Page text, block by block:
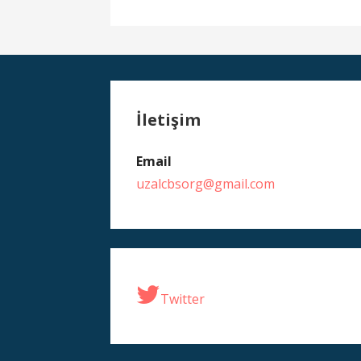
İletişim
Email
uzalcbsorg@gmail.com
Twitter